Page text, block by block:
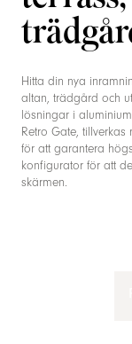
Hitta din nya
altan, trädgård och
lösningar i
Retro Gate,
för att garantera
konfigurator för att
skärmen.